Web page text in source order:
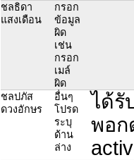
ชลธิดา
แสงเดือน
กรอก
ข้อมูล
ผิด
เช่น
กรอก
เมล์
ผิด
ชลปภัส
ดวงอักษร
อื่นๆ
โปรด
ระบุ
ด้าน
ล่าง
ได้รั
พอก